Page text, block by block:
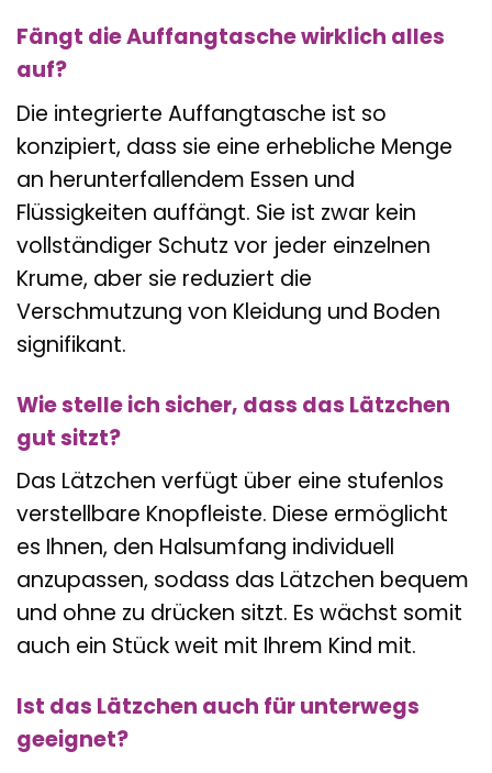
Fängt die Auffangtasche wirklich alles
auf?
Die integrierte Auffangtasche ist so
konzipiert, dass sie eine erhebliche Menge
an herunterfallendem Essen und
Flüssigkeiten auffängt. Sie ist zwar kein
vollständiger Schutz vor jeder einzelnen
Krume, aber sie reduziert die
Verschmutzung von Kleidung und Boden
signifikant.
Wie stelle ich sicher, dass das Lätzchen
gut sitzt?
Das Lätzchen verfügt über eine stufenlos
verstellbare Knopfleiste. Diese ermöglicht
es Ihnen, den Halsumfang individuell
anzupassen, sodass das Lätzchen bequem
und ohne zu drücken sitzt. Es wächst somit
auch ein Stück weit mit Ihrem Kind mit.
Ist das Lätzchen auch für unterwegs
geeignet?